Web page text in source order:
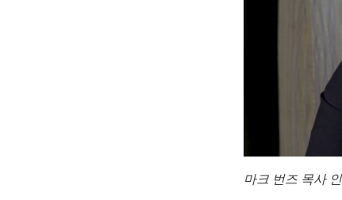
마크 번즈 목사